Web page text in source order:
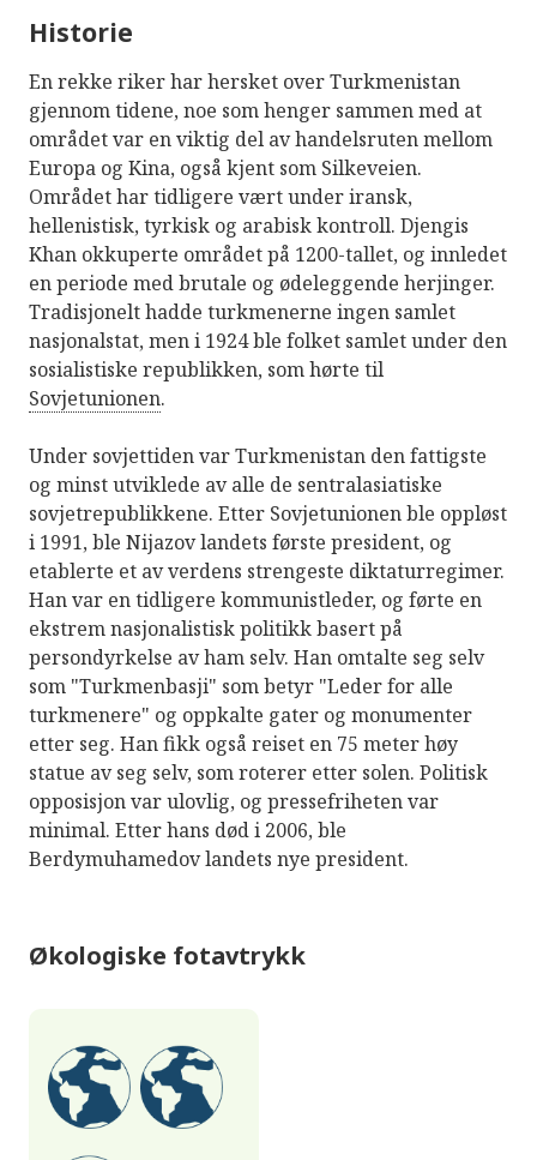
Historie
En rekke riker har hersket over Turkmenistan
gjennom tidene, noe som henger sammen med at
området var en viktig del av handelsruten mellom
Europa og Kina, også kjent som Silkeveien.
Området har tidligere vært under iransk,
hellenistisk, tyrkisk og arabisk kontroll. Djengis
Khan okkuperte området på 1200-tallet, og innledet
en periode med brutale og ødeleggende herjinger.
Tradisjonelt hadde turkmenerne ingen samlet
nasjonalstat, men i 1924 ble folket samlet under den
sosialistiske republikken, som hørte til
Sovjetunionen.
Under sovjettiden var Turkmenistan den fattigste
og minst utviklede av alle de sentralasiatiske
sovjetrepublikkene. Etter Sovjetunionen ble oppløst
i 1991, ble Nijazov landets første president, og
etablerte et av verdens strengeste diktaturregimer.
Han var en tidligere kommunistleder, og førte en
ekstrem nasjonalistisk politikk basert på
persondyrkelse av ham selv. Han omtalte seg selv
som "Turkmenbasji" som betyr "Leder for alle
turkmenere" og oppkalte gater og monumenter
etter seg. Han fikk også reiset en 75 meter høy
statue av seg selv, som roterer etter solen. Politisk
opposisjon var ulovlig, og pressefriheten var
minimal. Etter hans død i 2006, ble
Berdymuhamedov landets nye president.
Økologiske fotavtrykk